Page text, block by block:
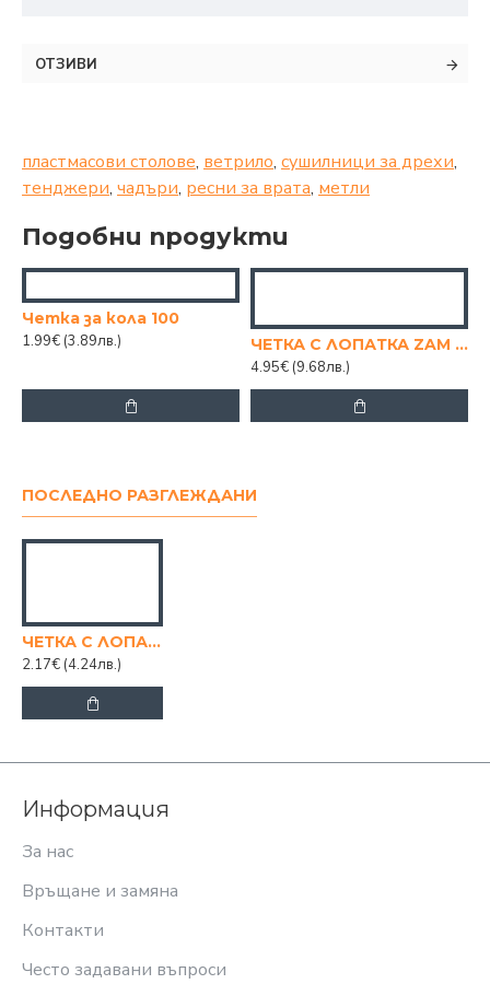
ОТЗИВИ
пластмасови столове, ветрило, сушилници за дрехи,
тенджери, чадъри, ресни за врата, метли
Подобни продукти
Четка за кола 100
1.99€ (3.89лв.)
ЧЕТКА С ЛОПАТКА ZAM 128
4.95€ (9.68лв.)
ПОСЛЕДНО РАЗГЛЕЖДАНИ
ЧЕТКА С ЛОПАТКА ЗА МАСА BG
2.17€ (4.24лв.)
Информация
За нас
Връщане и замяна
Контакти
Често задавани въпроси